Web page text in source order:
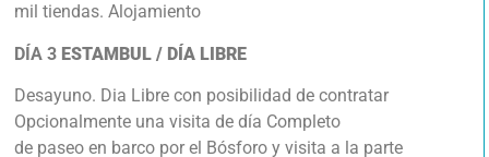
mil tiendas. Alojamiento
DÍA 3 ESTAMBUL / DÍA LIBRE
Desayuno. Dia Libre con posibilidad de contratar
Opcionalmente una visita de día Completo
de paseo en barco por el Bósforo y visita a la parte